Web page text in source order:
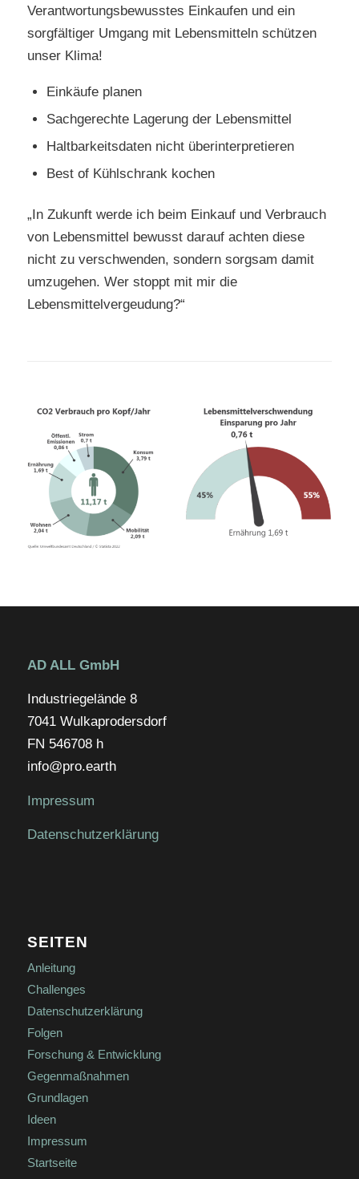
Verantwortungsbewusstes Einkaufen und ein
sorgfältiger Umgang mit Lebensmitteln schützen
unser Klima!
Einkäufe planen
Sachgerechte Lagerung der Lebensmittel
Haltbarkeitsdaten nicht überinterpretieren
Best of Kühlschrank kochen
„In Zukunft werde ich beim Einkauf und Verbrauch
von Lebensmittel bewusst darauf achten diese
nicht zu verschwenden, sondern sorgsam damit
umzugehen. Wer stoppt mit mir die
Lebensmittelvergeudung?“
AD ALL GmbH
Industriegelände 8
7041 Wulkaprodersdorf
FN 546708 h
info@pro.earth
Impressum
Datenschutzerklärung
SEITEN
Anleitung
Challenges
Datenschutzerklärung
Folgen
Forschung & Entwicklung
Gegenmaßnahmen
Grundlagen
Ideen
Impressum
Startseite